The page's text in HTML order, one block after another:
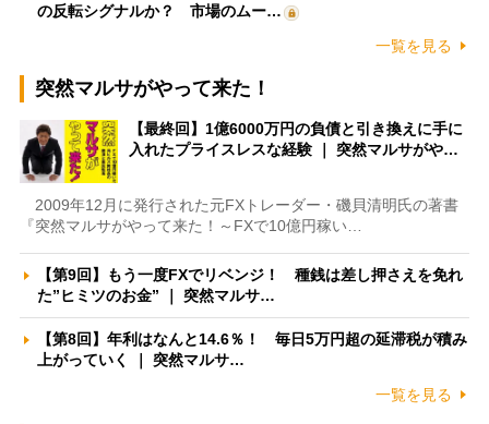
の反転シグナルか？ 市場のムー…
一覧を見る
突然マルサがやって来た！
【最終回】1億6000万円の負債と引き換えに手に
入れたプライスレスな経験 ｜ 突然マルサがや…
2009年12月に発行された元FXトレーダー・磯貝清明氏の著書
『突然マルサがやって来た！～FXで10億円稼い…
【第9回】もう一度FXでリベンジ！ 種銭は差し押さえを免れ
た”ヒミツのお金” ｜ 突然マルサ…
【第8回】年利はなんと14.6％！ 毎日5万円超の延滞税が積み
上がっていく ｜ 突然マルサ…
一覧を見る